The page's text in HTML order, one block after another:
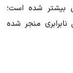
بیشتر شده است؛
منجر شده